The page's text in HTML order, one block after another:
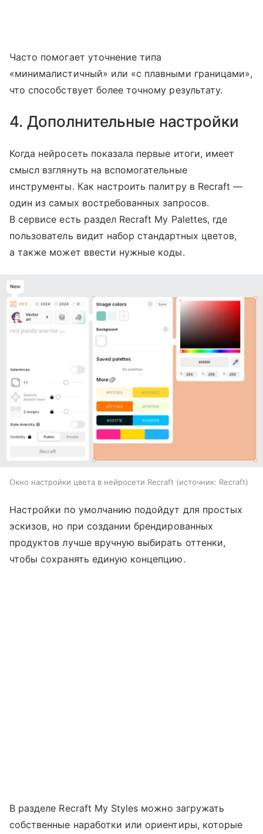
Часто помогает уточнение типа
«минималистичный» или «с плавными границами»,
что способствует более точному результату.
4. Дополнительные настройки
Когда нейросеть показала первые итоги, имеет
смысл взглянуть на вспомогательные
инструменты. Как настроить палитру в Recraft —
один из самых востребованных запросов.
В сервисе есть раздел Recraft My Palettes, где
пользователь видит набор стандартных цветов,
а также может ввести нужные коды.
Окно настройки цвета в нейросети Recraft источник: Recraft
Настройки по умолчанию подойдут для простых
эскизов, но при создании брендированных
продуктов лучше вручную выбирать оттенки,
чтобы сохранять единую концепцию.
В разделе Recraft My Styles можно загружать
собственные наработки или ориентиры, которые